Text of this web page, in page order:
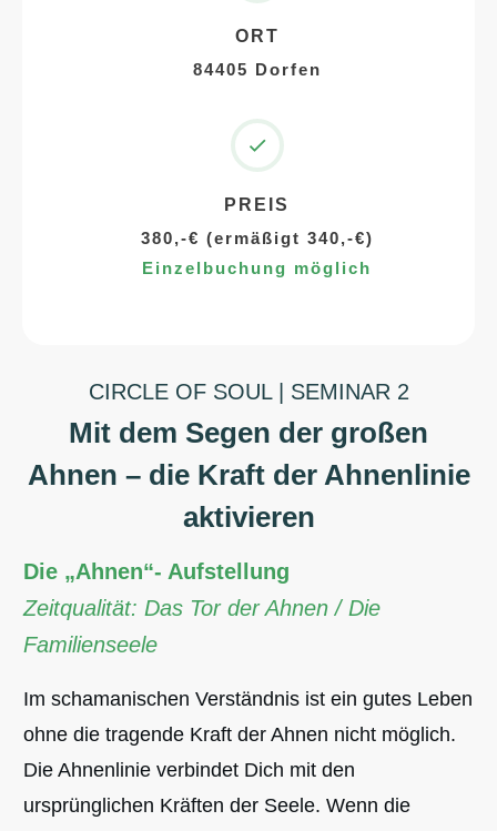
ORT
84405 Dorfen
PREIS
380,-€ (ermäßigt 340,-€)
Einzelbuchung möglich
CIRCLE OF SOUL | SEMINAR 2
Mit dem Segen der großen
Ahnen – die Kraft der Ahnenlinie
aktivieren
Die „Ahnen“- Aufstellung
Zeitqualität: Das Tor der Ahnen / Die
Familienseele
Im schamanischen Verständnis ist ein gutes Leben
ohne die tragende Kraft der Ahnen nicht möglich.
Die Ahnenlinie verbindet Dich mit den
ursprünglichen Kräften der Seele. Wenn die